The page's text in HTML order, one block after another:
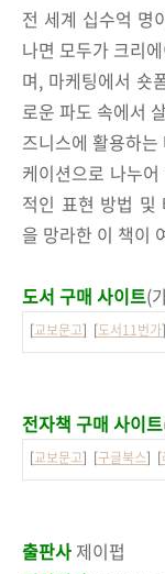
전 세계 십수억 명
나면 모두가 크리
며, 마케팅에서 숏
로운 파도 속에서
즈니스에 활용하
케이션으로 나누
적인 표현 방법 및
을 망라한 이 책이
도서 구매 사이트(
[교보문고] [도서11번가
전자책 구매 사이트
[교보문고] [구글북스] [
출판사 제이펍